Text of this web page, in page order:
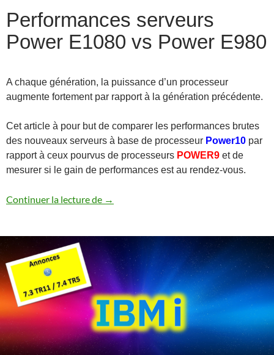
Performances serveurs
Power E1080 vs Power E980
A chaque génération, la puissance d’un processeur
augmente fortement par rapport à la génération précédente.
Cet article à pour but de comparer les performances brutes
des nouveaux serveurs à base de processeur Power10 par
rapport à ceux pourvus de processeurs POWER9 et de
mesurer si le gain de performances est au rendez-vous.
Continuer la lecture de Performances serveurs Power E1080 vs
→